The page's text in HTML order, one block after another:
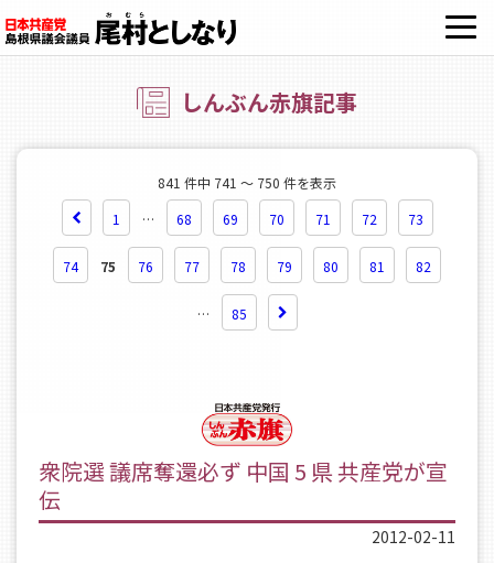
しんぶん赤旗記事
841 件中 741 ～ 750 件を表示
1
… 68 69 70 71 72 73
74 75 76 77 78 79 80 81 82
… 85
衆院選 議席奪還必ず 中国 5 県 共産党が宣
伝
2012-02-11